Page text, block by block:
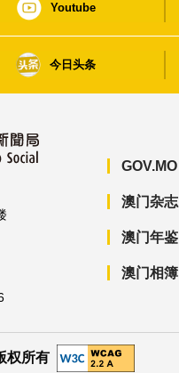
Youtube
今日头条
GOV.MO
澳门杂志
澳门年鉴
澳门相簿
权所有